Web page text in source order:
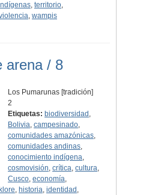
, territorio,
, wampis
arena / 8
Los Pumarunas [tradición]
2
Etiquetas: biodiversidad ,
Bolivia,campesinado,
comunidades amazónicas,
comunidades andinas,
conocimiento indígena,
cosmovisión,crítica,cultura,
Cusco,economía,
, historia, identidad ,